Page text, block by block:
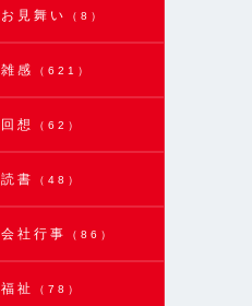
お見舞い （8）
雑感 （621）
回想 （62）
読書 （48）
会社行事 （86）
福祉 （78）